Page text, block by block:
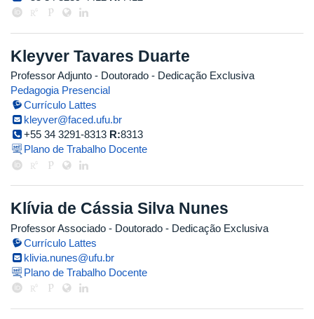
Kleyver Tavares Duarte
Professor Adjunto - Doutorado - Dedicação Exclusiva
Pedagogia Presencial
Currículo Lattes
kleyver@faced.ufu.br
+55 34 3291-8313 R:8313
Plano de Trabalho Docente
Klívia de Cássia Silva Nunes
Professor Associado - Doutorado - Dedicação Exclusiva
Currículo Lattes
klivia.nunes@ufu.br
Plano de Trabalho Docente